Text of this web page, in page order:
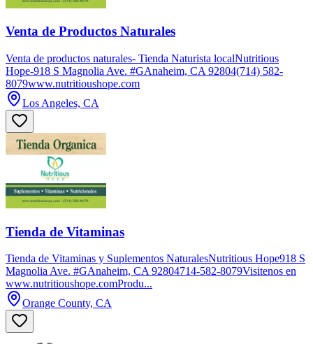
Venta de Productos Naturales
Venta de productos naturales- Tienda Naturista localNutritious
Hope-918 S Magnolia Ave. #GAnaheim, CA 92804(714) 582-
8079www.nutritioushope.com
Los Angeles, CA
Tienda de Vitaminas
Tienda de Vitaminas y Suplementos NaturalesNutritious Hope918 S
Magnolia Ave. #GAnaheim, CA 92804714-582-8079Visitenos en
www.nutritioushope.comProdu...
Orange County, CA